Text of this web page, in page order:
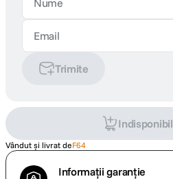
Trimite
Indisponibil
Vândut și livrat deF64
Informații garanție